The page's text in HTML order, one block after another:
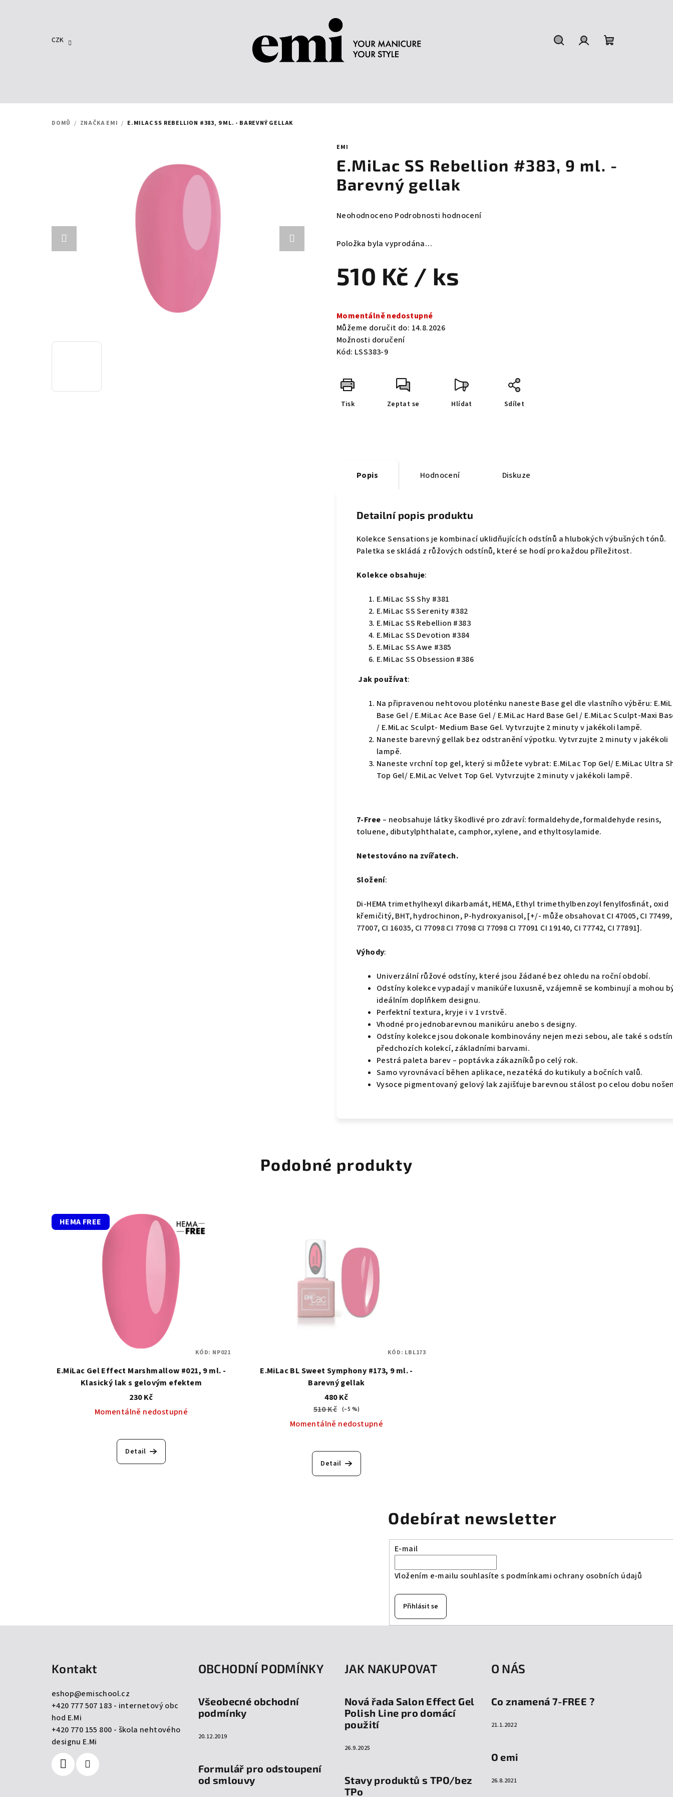
CZK
DOMŮ / ZNAČKA EMI / E.MILAC SS REBELLION #383, 9 ML. - BAREVNÝ GELLAK
EMI
E.MiLac SS Rebellion #383, 9 ml. -
Barevný gellak
Průměrné
produktu
z
5
Neohodnoceno Podrobnosti hodnocení
Položka byla vyprodána…
510 Kč / ks
cena:
Momentálně nedostupné
Můžeme doručit do: 14.8.2026
Možnosti doručení
Kód: LSS383-9
Tisk Zeptat se Hlídat Sdílet
Popis Hodnocení Diskuze
Detailní popis produktu
Kolekce Sensations je kombinací uklidňujících odstínů a hlubokých výbušných tónů.
Paletka se skládá z růžových odstínů, které se hodí pro každou příležitost.
Kolekce obsahuje:
E.MiLac SS Shy #381
E.MiLac SS Serenity #382
E.MiLac SS Rebellion #383
E.MiLac SS Devotion #384
E.MiLac SS Awe #385
E.MiLac SS Obsession #386
Jak používat:
Na připravenou nehtovou ploténku naneste Base gel dle vlastního výběru:
Base Gel / E.MiLac Ace Base Gel / E.MiLac Hard Base Gel / E.MiLac Sculpt-Maxi
/ E.MiLac Sculpt- Medium Base Gel. Vytvrzujte 2 minuty v jakékoli lampě.
Naneste barevný gellak bez odstranění výpotku. Vytvrzujte 2 minuty v jakékoli
lampě.
Naneste vrchní top gel, který si můžete vybrat: E.MiLac Top Gel/ E.MiLac Ultra
Top Gel/ E.MiLac Velvet Top Gel. Vytvrzujte 2 minuty v jakékoli lampě.
7-Free – neobsahuje látky škodlivé pro zdraví: formaldehyde, formaldehyde resins,
toluene, dibutylphthalate, camphor, xylene, and ethyltosylamide.
Netestováno na zvířatech.
Složení:
Di-HEMA trimethylhexyl dikarbamát, HEMA, Ethyl trimethylbenzoyl fenylfosfinát, oxid
křemičitý, BHT, hydrochinon, P-hydroxyanisol, [+/- může obsahovat CI 47005, CI 77499,
77007, CI 16035, CI 77098 CI 77098 CI 77098 CI 77091 CI 19140, CI 77742, CI 77891].
Výhody:
Univerzální růžové odstíny, které jsou žádané bez ohledu na roční období.
Odstíny kolekce vypadají v manikúře luxusně, vzájemně se kombinují a mohou
ideálním doplňkem designu.
Perfektní textura, kryje i v 1 vrstvě.
Vhodné pro jednobarevnou manikúru anebo s designy.
Odstíny kolekce jsou dokonale kombinovány nejen mezi sebou, ale také s
předchozích kolekcí, základními barvami.
Pestrá paleta barev – poptávka zákazníků po celý rok.
Samo vyrovnávací běhen aplikace, nezatéká do kutikuly a bočních valů.
Vysoce pigmentovaný gelový lak zajišťuje barevnou stálost po celou dobu
Podobné produkty
HEMA FREE
E.MiLac Gel Effect Marshmallow #021, 9 ml. -
Klasický lak s gelovým efektem
230 Kč
Momentálně nedostupné
Detail
KÓD: NP021
E.MiLac BL Sweet Symphony #173, 9 ml. -
Barevný gellak
480 Kč
510 Kč (–5 %)
Momentálně nedostupné
Detail
KÓD: LBL173
Odebírat newsletter
E-mail
Vložením e-mailu souhlasíte s podmínkami ochrany osobních údajů
Přihlásit se
Kontakt
eshop@emischool.cz
+420 777 507 183 - internetový obc
hod E.Mi
+420 770 155 800 - škola nehtového
designu E.Mi
OBCHODNÍ PODMÍNKY
Všeobecné obchodní
podmínky
20.12.2019
Formulář pro odstoupení
od smlouvy
JAK NAKUPOVAT
Nová řada Salon Effect Gel
Polish Line pro domácí
použití
26.9.2025
Stavy produktů s TPO/bez
TPo
O NÁS
Co znamená 7-FREE ?
21.1.2022
O emi
26.8.2021